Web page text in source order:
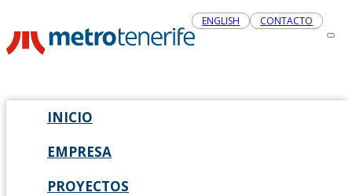
ENGLISH CONTACTO
INICIO
EMPRESA
PROYECTOS